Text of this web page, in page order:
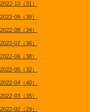
2022-10（31）
2022-09（39）
2022-08（34）
2022-07（36）
2022-06（38）
2022-05（32）
2022-04（40）
2022-03（35）
2022-02（29）